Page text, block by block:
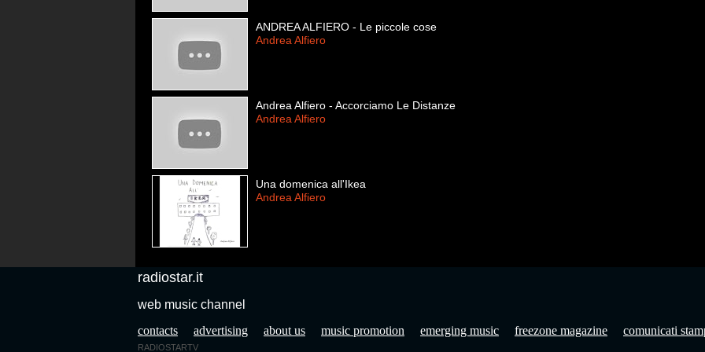
ANDREA ALFIERO - Le piccole cose
Andrea Alfiero
Andrea Alfiero - Accorciamo Le Distanze
Andrea Alfiero
Una domenica all'Ikea
Andrea Alfiero
radiostar.it
web music channel
contacts
advertising about us music promotion emerging music freezone magazine comunicati
RADIOSTARTV